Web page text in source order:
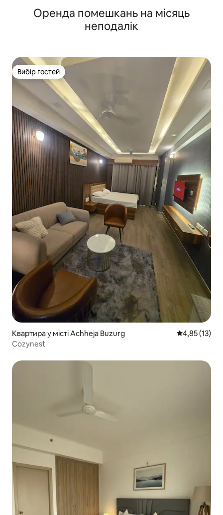
Оренда помешкань на місяць
неподалік
Вибір гостей
Вибір гостей
Квартира у місті Achheja Buzurg Середня
4,85 (13)
Cozynest